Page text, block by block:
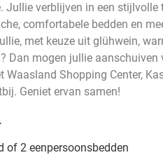
Jullie verblijven in een
comfortabele bedden en
met keuze uit glühwein,
Dan mogen jullie
Waasland Shopping Center,
Geniet ervan samen!
of 2 eenpersoonsbedden